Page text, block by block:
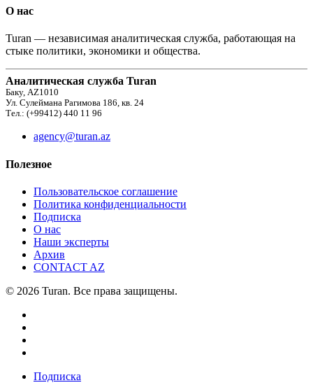
О нас
Turan — независимая аналитическая служба, работающая на
стыке политики, экономики и общества.
Аналитическая служба Turan
Баку, AZ1010
Ул. Сулеймана Рагимова 186, кв. 24
Тел.: (+99412) 440 11 96
agency@turan.az
Полезное
Пользовательское соглашение
Политика конфиденциальности
Подписка
О нас
Наши эксперты
Архив
CONTACT AZ
© 2026 Turan. Все права защищены.
Подписка